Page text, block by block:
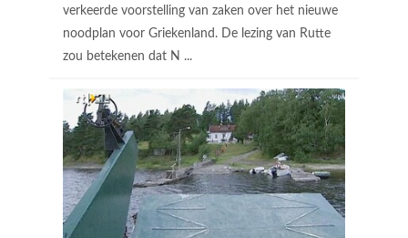
verkeerde voorstelling van zaken over het nieuwe
noodplan voor Griekenland. De lezing van Rutte
zou betekenen dat N ...